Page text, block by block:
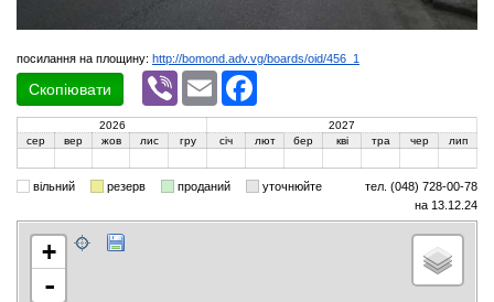
посилання на площину: http://bomond.adv.vg/boards/oid/456_1
Скопіювати
Viber Email
2026
2027
сер
вер жов лис гру січ лют бер кві тра чер лип
вільний резерв проданий уточнюйте
тел. (048) 728-00-78
на 13.12.24
+
-